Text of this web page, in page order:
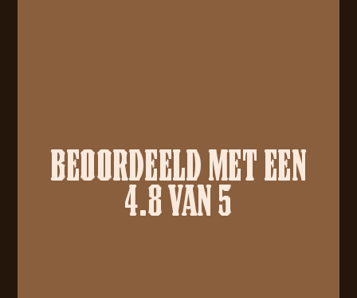
BEOORDEELD MET EEN
4.8 VAN 5